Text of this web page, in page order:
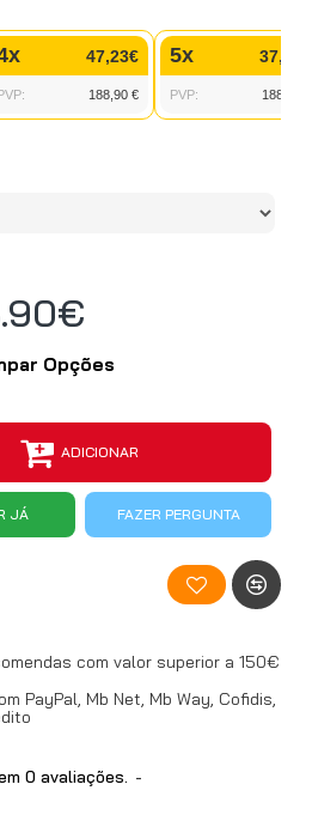
com valor superior a 150€
PayPal, Mb Net, Mb Way, Cofidis,
0 avaliações. -
47,23€
188,90 €
5x 37,78€
PVP: 188,90 €
Opções
ADICIONAR
JÁ FAZER PERGUNTA